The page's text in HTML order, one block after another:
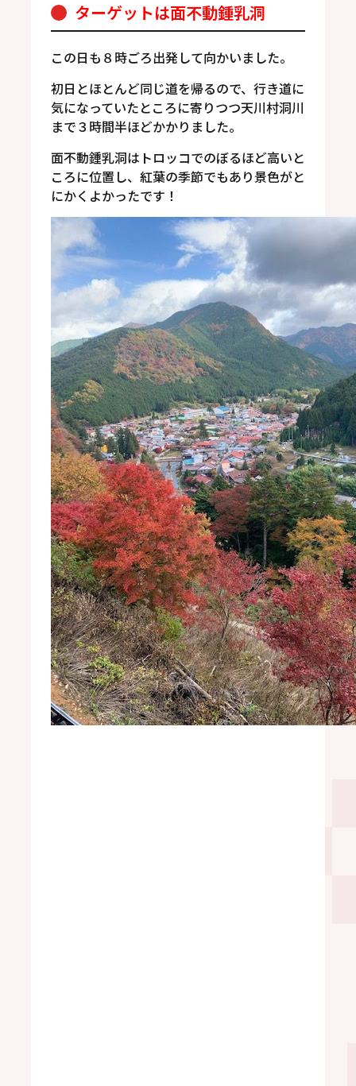
ターゲットは面不動鍾乳洞
この日も８時ごろ出発して向かいました。
初日とほとんど同じ道を帰るので、行き道に
気になっていたところに寄りつつ天川村洞川
まで３時間半ほどかかりました。
面不動鍾乳洞はトロッコでのぼるほど高いと
ころに位置し、紅葉の季節でもあり景色がと
にかくよかったです！